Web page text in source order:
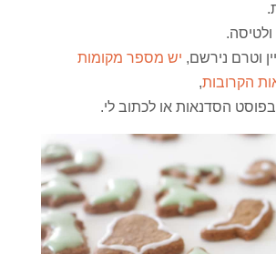
וטרם נירשם, יש מספר מקומות
הקרובות,
הסדנאות או לכתוב לי.